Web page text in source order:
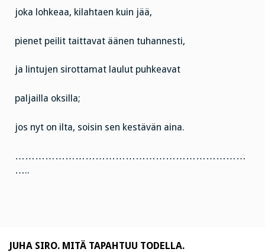
joka lohkeaa, kilahtaen kuin jää,
pienet peilit taittavat äänen tuhannesti,
ja lintujen sirottamat laulut puhkeavat
paljailla oksilla;
jos nyt on ilta, soisin sen kestävän aina.
……………………………………………………………
…..
JUHA SIRO. MITÄ TAPAHTUU TODELLA.